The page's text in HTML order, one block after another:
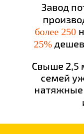
Завод
более 250
25%
Свыше 2,5
семей
натяжные